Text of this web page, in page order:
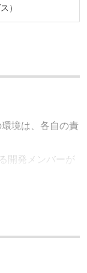
）
境は、各自の責
開発メンバーが
ンバーが中心
を随時確認し